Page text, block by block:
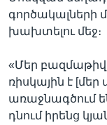
գործակալների
խախտելու մեջ։
«Մեր
ռիսկային է
առաջնագծում
դնում իրենց